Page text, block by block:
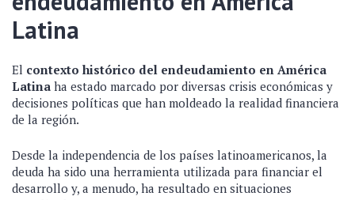
Latina
El contexto histórico del endeudamiento en América
Latina ha estado marcado por diversas crisis económicas y
decisiones políticas que han moldeado la realidad financiera
de la región.
Desde la independencia de los países latinoamericanos, la
deuda ha sido una herramienta utilizada para financiar el
desarrollo y, a menudo, ha resultado en situaciones